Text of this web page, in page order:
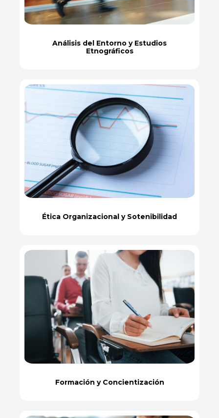
Análisis del Entorno y Estudios
Etnográficos
Ética Organizacional y Sotenibilidad
Formación y Concientización